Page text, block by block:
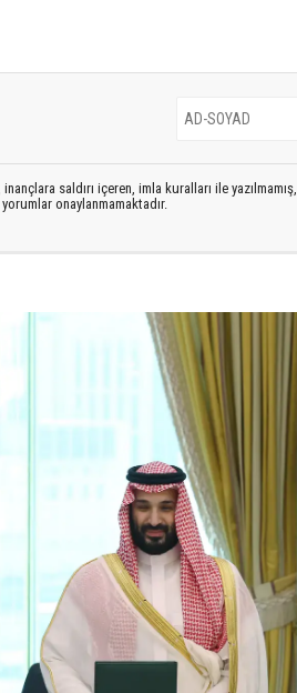
saldırı içeren, imla kuralları ile yazılmamış,
onaylanmamaktadır.